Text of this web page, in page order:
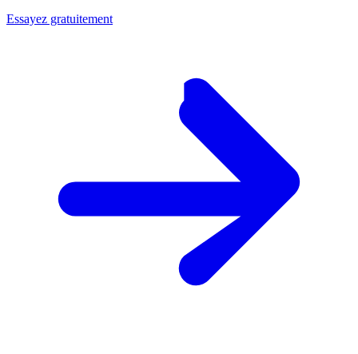
Essayez gratuitement